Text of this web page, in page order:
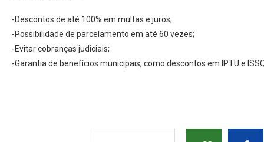
-Descontos de até 100% em multas e juros;
-Possibilidade de parcelamento em até 60 vezes;
-Evitar cobranças judiciais;
-Garantia de benefícios municipais, como descontos em IPTU e